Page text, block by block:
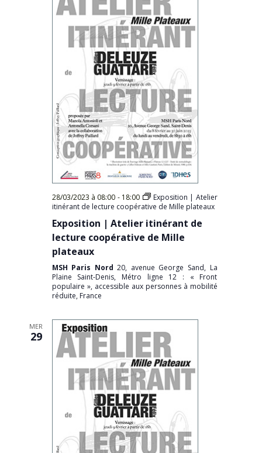
28/03/2023 à 08:00 - 18:00
Exposition | Atelier
itinérant de lecture coopérative de Mille plateaux
Exposition | Atelier itinérant de
lecture coopérative de Mille
plateaux
MSH Paris Nord20, avenue George Sand, La
Plaine Saint-Denis, Métro ligne 12 : « Front
populaire », accessible aux personnes à mobilité
réduite, France
MER
29